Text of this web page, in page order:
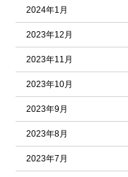
2024年1月
2023年12月
2023年11月
2023年10月
2023年9月
2023年8月
2023年7月